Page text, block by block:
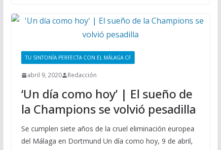
TU SINTONÍA PERFECTA CON EL MÁLAGA CF
abril 9, 2020 Redacción
‘Un día como hoy’ | El sueño de
la Champions se volvió pesadilla
Se cumplen siete años de la cruel eliminación europea
del Málaga en Dortmund Un día como hoy, 9 de abril,